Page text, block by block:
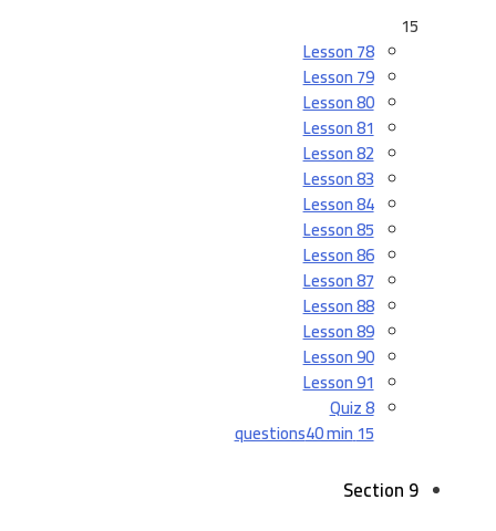
15
Lesson 78
Lesson 79
Lesson 80
Lesson 81
Lesson 82
Lesson 83
Lesson 84
Lesson 85
Lesson 86
Lesson 87
Lesson 88
Lesson 89
Lesson 90
Lesson 91
Quiz 8
15 questions
40 min
Section 9